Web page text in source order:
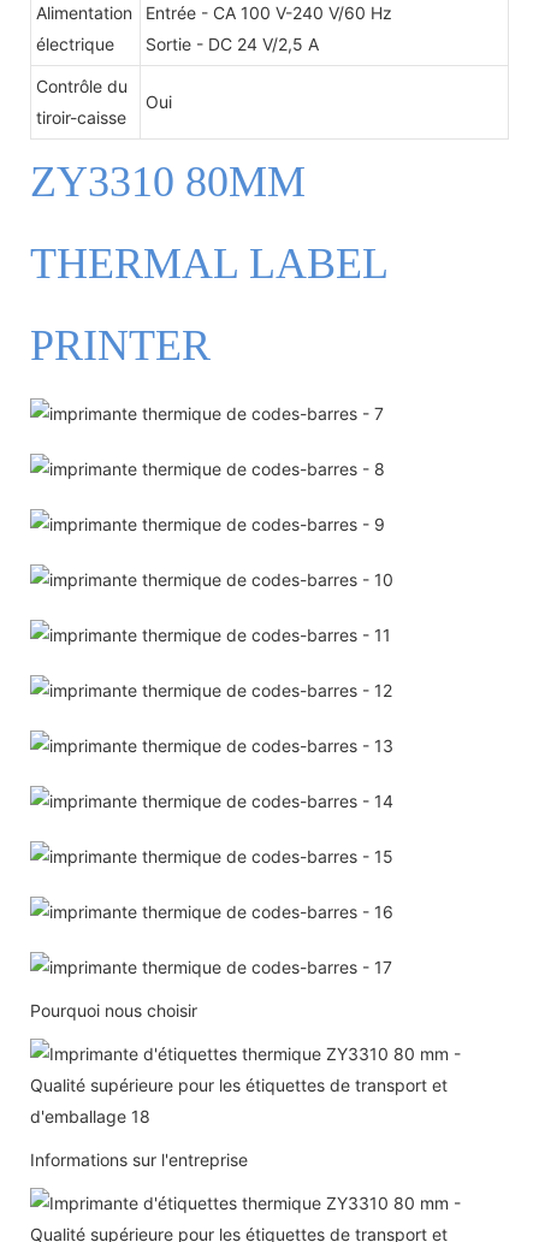
Alimentation
électrique
Entrée - CA 100 V-240 V/60 Hz
Sortie - DC 24 V/2,5 A
Contrôle du
tiroir-caisse
Oui
ZY3310 80MM
THERMAL LABEL
PRINTER
Pourquoi nous choisir
Informations sur l'entreprise